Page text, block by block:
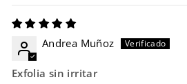
Andrea Muñoz
Exfolia sin irritar